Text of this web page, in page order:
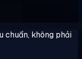
chuẩn, không phải